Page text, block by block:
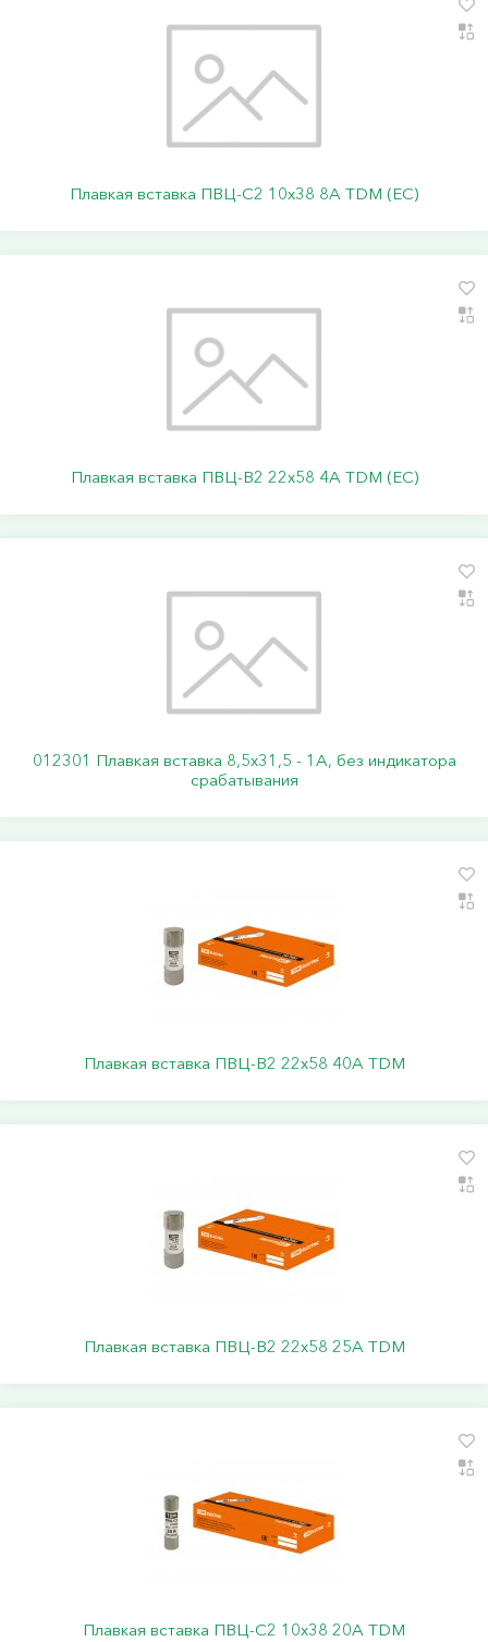
Плавкая вставка ПВЦ-С2 10х38 8А TDM (ЕС)
Плавкая вставка ПВЦ-В2 22х58 4А TDM (ЕС)
012301 Плавкая вставка 8,5х31,5 - 1А, без индикатора
срабатывания
Плавкая вставка ПВЦ-В2 22х58 40А TDM
Плавкая вставка ПВЦ-В2 22х58 25А TDM
Плавкая вставка ПВЦ-С2 10х38 20А TDM